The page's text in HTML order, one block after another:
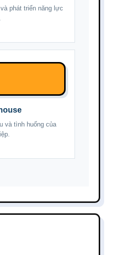
phát triển năng lực
và tình huống của